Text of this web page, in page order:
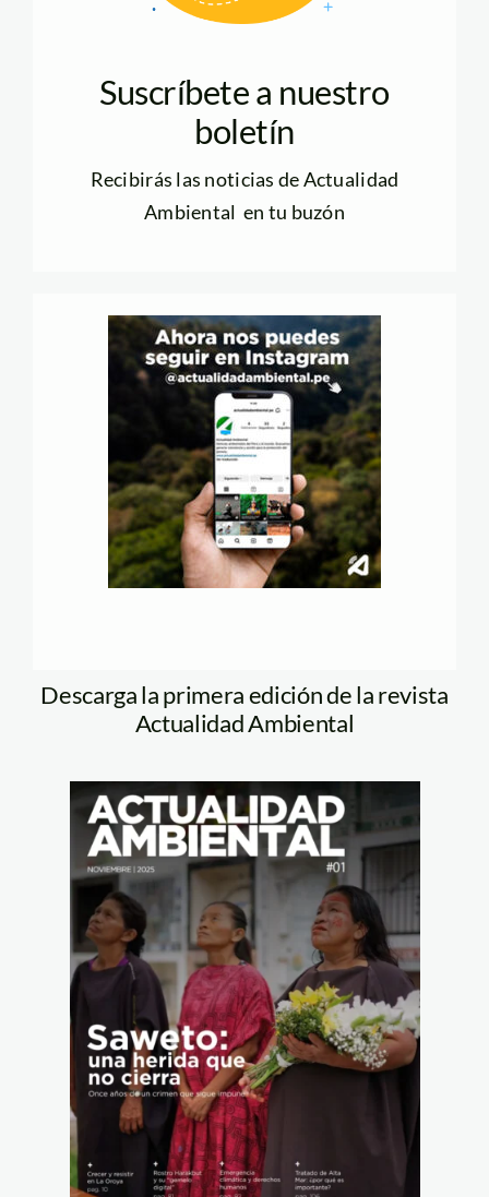
Suscríbete a nuestro
boletín
Recibirás las noticias de Actualidad
Ambiental en tu buzón
Descarga la primera edición de la revista
Actualidad Ambiental